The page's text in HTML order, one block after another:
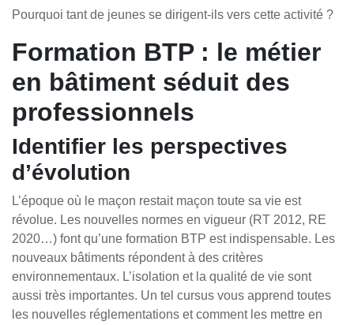
Pourquoi tant de jeunes se dirigent-ils vers cette activité ?
Formation BTP : le métier
en bâtiment séduit des
professionnels
Identifier les perspectives
d’évolution
L’époque où le maçon restait maçon toute sa vie est
révolue. Les nouvelles normes en vigueur (RT 2012, RE
2020…) font qu’une formation BTP est indispensable. Les
nouveaux bâtiments répondent à des critères
environnementaux. L’isolation et la qualité de vie sont
aussi très importantes. Un tel cursus vous apprend toutes
les nouvelles réglementations et comment les mettre en